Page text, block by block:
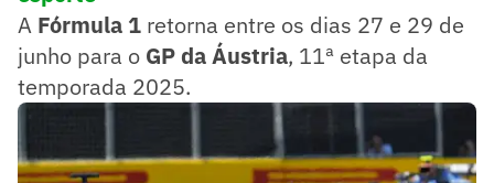
A Fórmula 1 retorna entre os dias 27 e 29 de
junho para o GP da Áustria, 11ª etapa da
temporada 2025.